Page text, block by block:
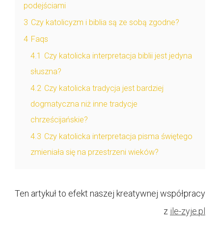
podejściami
3 Czy katolicyzm i biblia są ze sobą zgodne?
4 Faqs
4.1 Czy katolicka interpretacja biblii jest jedyna
słuszna?
4.2 Czy katolicka tradycja jest bardziej
dogmatyczna niż inne tradycje
chrześcijańskie?
4.3 Czy katolicka interpretacja pisma świętego
zmieniała się na przestrzeni wieków?
Ten artykuł to efekt naszej kreatywnej współpracy
z ile-zyje.pl